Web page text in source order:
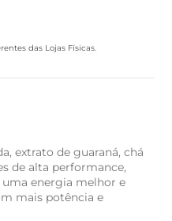
das Lojas Físicas.
extrato de guaraná, chá
de alta performance,
energia melhor e
mais potência e